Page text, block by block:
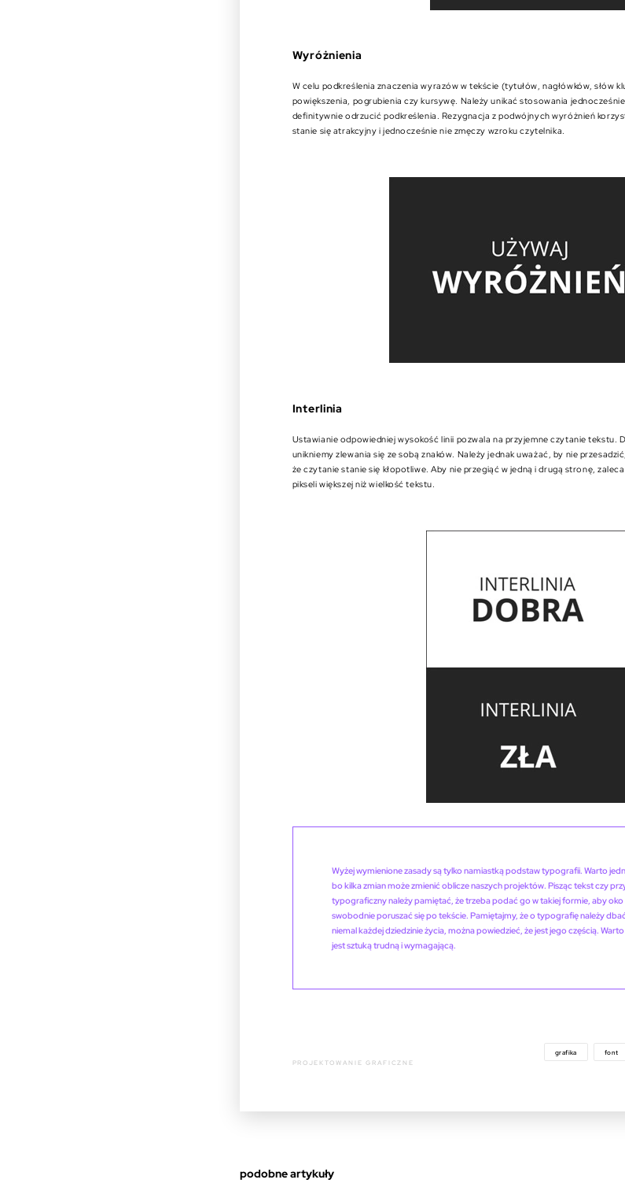
Wyróżnienia
W celu podkreślenia znaczenia wyrazów w tekście (tytułów, nagłówków, słów
powiększenia, pogrubienia czy kursywę. Należy unikać stosowania
definitywnie odrzucić podkreślenia. Rezygnacja z podwójnych wyróżnień
stanie się atrakcyjny i jednocześnie nie zmęczy wzroku czytelnika.
Interlinia
Ustawianie odpowiedniej wysokość linii pozwala na przyjemne czytanie tekstu.
unikniemy zlewania się ze sobą znaków. Należy jednak uważać, by nie
że czytanie stanie się kłopotliwe. Aby nie przegiąć w jedną i drugą stronę,
pikseli większej niż wielkość tekstu.
Wyżej wymienione zasady są tylko namiastką podstaw typografii. Warto
bo kilka zmian może zmienić oblicze naszych projektów. Pisząc tekst czy
typograficzny należy pamiętać, że trzeba podać go w takiej formie, aby oko
swobodnie poruszać się po tekście. Pamiętajmy, że o typografię należy
niemal każdej dziedzinie życia, można powiedzieć, że jest jego częścią.
jest sztuką trudną i wymagającą.
PROJEKTOWANIE GRAFICZNE
grafika font
podobne artykuły